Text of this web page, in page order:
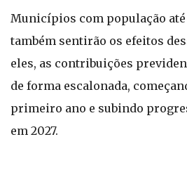
Municípios com população até
também sentirão os efeitos
eles, as contribuições
de forma escalonada,
primeiro ano e subindo
em 2027.